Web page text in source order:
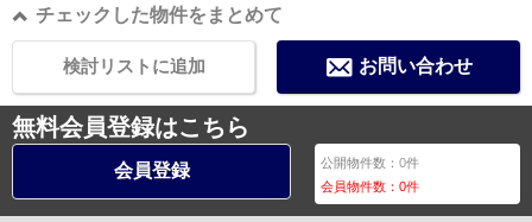
チェックした物件をまとめて
お問い合わせ
検討リストに追加
無料会員登録はこちら
会員登録 公開物件数：0件
会員物件数：0件